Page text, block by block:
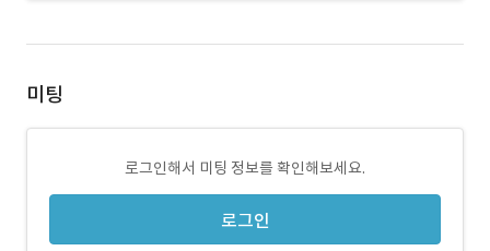
미팅
로그인해서 미팅 정보를 확인해보세요.
로그인